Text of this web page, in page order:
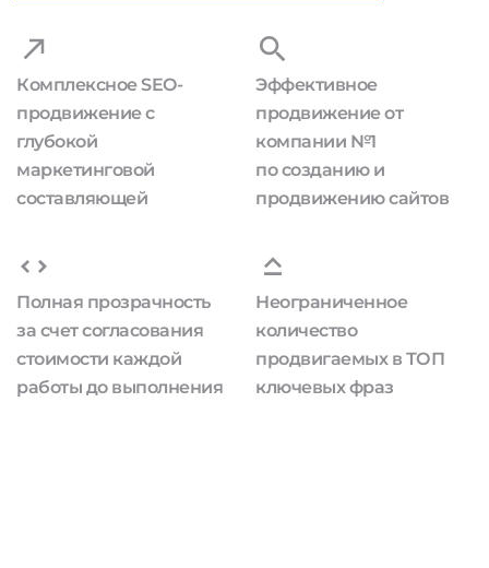
Комплексное SEO-
продвижение с
глубокой
маркетинговой
составляющей
Эффективное
продвижение от
компании №1
по созданию и
продвижению сайтов
Полная прозрачность
за счет согласования
стоимости каждой
работы до выполнения
Неограниченное
количество
продвигаемых в ТОП
ключевых фраз